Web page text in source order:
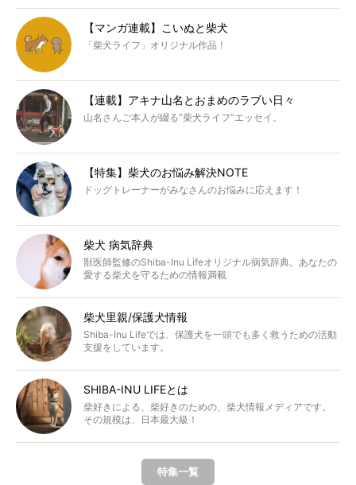
【マンガ連載】こいぬと柴犬
「柴犬ライフ」オリジナル作品！
【連載】アキナ山名とおまめのラブい日々
山名さんご本人が綴る“柴犬ライフ”エッセイ。
【特集】柴犬のお悩み解決NOTE
ドッグトレーナーがみなさんのお悩みに応えます！
柴犬 病気辞典
獣医師監修のShiba-Inu Lifeオリジナル病気辞典。あなたの
愛する柴犬を守るための情報満載
柴犬里親/保護犬情報
Shiba-Inu Lifeでは、保護犬を一頭でも多く救うための活動
支援をしています。
SHIBA-INU LIFEとは
柴好きによる、柴好きのための、柴犬情報メディアです。
その規模は、日本最大級！
特集一覧